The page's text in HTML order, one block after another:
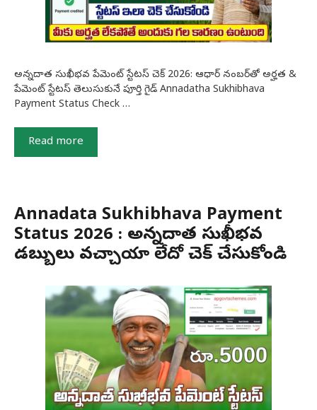
అన్నదాత సుఖీభవ పేమెంట్ స్టేటస్ చెక్ 2026: ఆధార్ నంబర్‌తో అర్హత &
పేమెంట్ స్టేటస్ తెలుసుకునే పూర్తి గైడ్ Annadatha Sukhibhava
Payment Status Check …
Read more
Annadata Sukhibhava Payment
Status 2026 : అన్నదాత సుఖీభవ
డబ్బులు వచ్చాయా లేదో చెక్ చేసుకోండి